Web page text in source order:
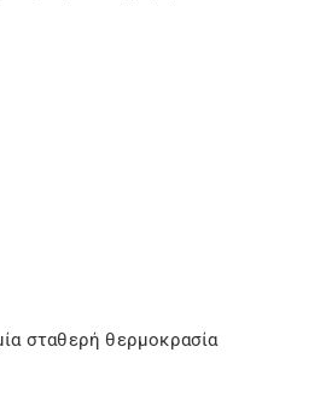
σταθερή θερμοκρασία